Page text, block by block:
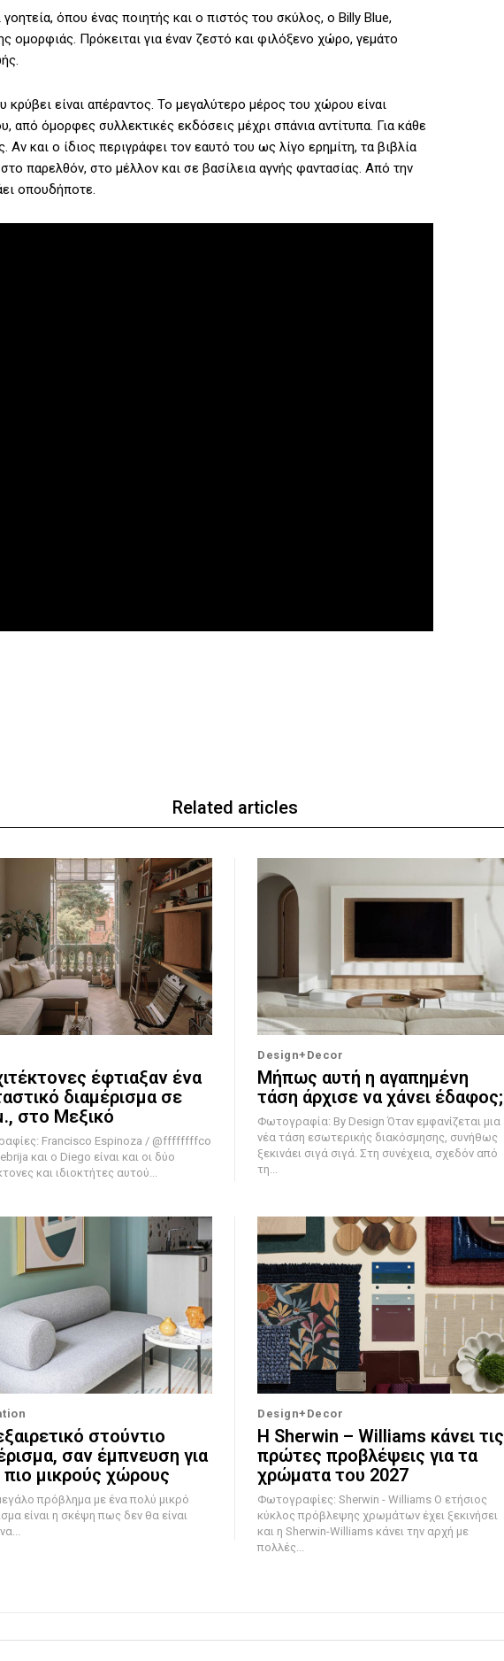
όπου ένας ποιητής και ο πιστός του σκύλος, ο Billy Blue,
ομορφιάς. Πρόκειται για έναν ζεστό και φιλόξενο χώρο, γεμάτο
κρύβει είναι απέραντος. Το μεγαλύτερο μέρος του χώρου είναι
από όμορφες συλλεκτικές εκδόσεις μέχρι σπάνια αντίτυπα. Για κάθε
και ο ίδιος περιγράφει τον εαυτό του ως λίγο ερημίτη, τα βιβλία
παρελθόν, στο μέλλον και σε βασίλεια αγνής φαντασίας. Από την
οπουδήποτε.
Related articles
έφτιαξαν ένα
διαμέρισμα σε
στο Μεξικό
Francisco Espinoza / @ffffffffco
και ο Diego είναι και οι δύο
και ιδιοκτήτες αυτού...
Design+Decor
Μήπως αυτή η αγαπημένη
τάση άρχισε να χάνει έδαφος;
Φωτογραφία: By Design Όταν εμφανίζεται μια
νέα τάση εσωτερικής διακόσμησης, συνήθως
ξεκινάει σιγά σιγά. Στη συνέχεια, σχεδόν από
τη...
στούντιο
σαν έμπνευση για
μικρούς χώρους
πρόβλημα με ένα πολύ μικρό
είναι η σκέψη πως δεν θα είναι
Design+Decor
Η Sherwin – Williams κάνει τις
πρώτες προβλέψεις για τα
χρώματα του 2027
Φωτογραφίες: Sherwin - Williams Ο ετήσιος
κύκλος πρόβλεψης χρωμάτων έχει ξεκινήσει
και η Sherwin-Williams κάνει την αρχή με
πολλές...